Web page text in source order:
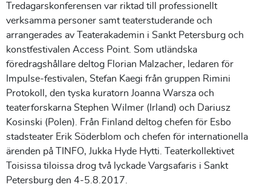
Tredagarskonferensen var riktad till professionellt
verksamma personer samt teaterstuderande och
arrangerades av Teaterakademin i Sankt Petersburg och
konstfestivalen Access Point. Som utländska
föredragshållare deltog Florian Malzacher, ledaren för
Impulse-festivalen, Stefan Kaegi från gruppen Rimini
Protokoll, den tyska kuratorn Joanna Warsza och
teaterforskarna Stephen Wilmer (Irland) och Dariusz
Kosinski (Polen). Från Finland deltog chefen för Esbo
stadsteater Erik Söderblom och chefen för internationella
ärenden på TINFO, Jukka Hyde Hytti. Teaterkollektivet
Toisissa tiloissa drog två lyckade Vargsafaris i Sankt
Petersburg den 4-5.8.2017.